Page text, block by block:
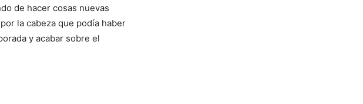
de hacer cosas nuevas
la cabeza que podía haber
y acabar sobre el